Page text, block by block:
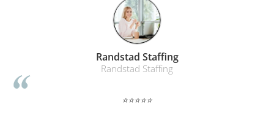
Randstad Staffing
Randstad Staffing
⭐⭐⭐⭐⭐